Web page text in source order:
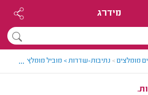
מידרג
מומלצים> נתיבות-שדרות > מוביל מומלץ - ויקטור
...